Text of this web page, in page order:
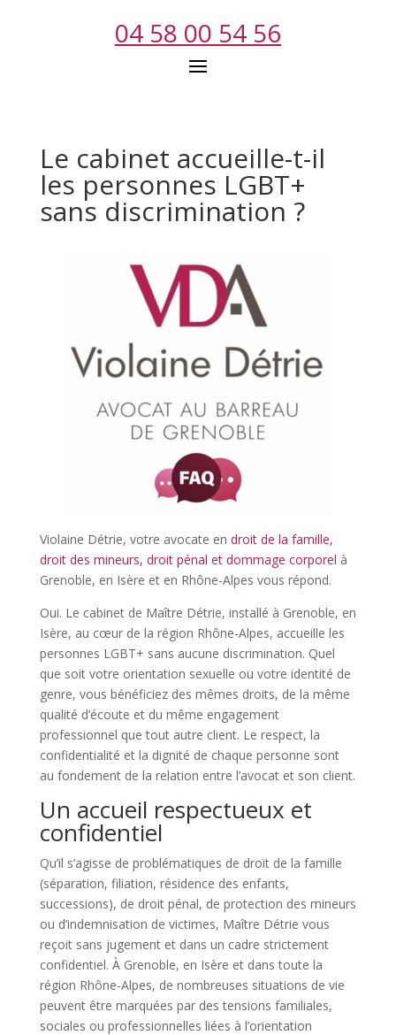
04 58 00 54 56
Le cabinet accueille-t-il
les personnes LGBT+
sans discrimination ?
Violaine Détrie, votre avocate en droit de la famille,
droit des mineurs, droit pénal et dommage corporel à
Grenoble, en Isère et en Rhône-Alpes vous répond.
Oui. Le cabinet de Maître Détrie, installé à Grenoble, en
Isère, au cœur de la région Rhône-Alpes, accueille les
personnes LGBT+ sans aucune discrimination. Quel
que soit votre orientation sexuelle ou votre identité de
genre, vous bénéficiez des mêmes droits, de la même
qualité d’écoute et du même engagement
professionnel que tout autre client. Le respect, la
confidentialité et la dignité de chaque personne sont
au fondement de la relation entre l’avocat et son client.
Un accueil respectueux et
confidentiel
Qu’il s’agisse de problématiques de droit de la famille
(séparation, filiation, résidence des enfants,
successions), de droit pénal, de protection des mineurs
ou d’indemnisation de victimes, Maître Détrie vous
reçoit sans jugement et dans un cadre strictement
confidentiel. À Grenoble, en Isère et dans toute la
région Rhône-Alpes, de nombreuses situations de vie
peuvent être marquées par des tensions familiales,
sociales ou professionnelles liées à l’orientation